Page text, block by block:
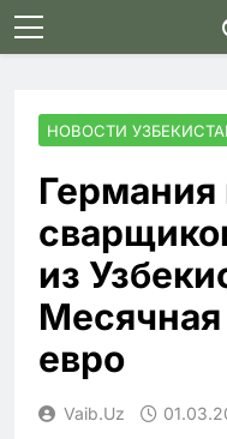
Skip
to
НОВОСТИ
Германия
из
Месячная
евро
Vaib.uz